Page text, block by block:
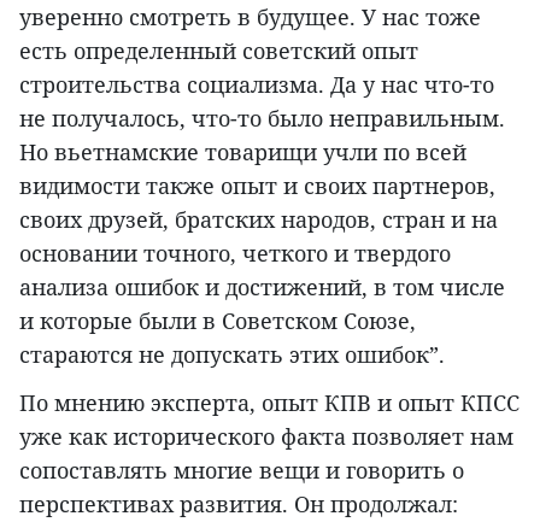
уверенно смотреть в будущее. У нас тоже
есть определенный советский опыт
строительства социализма. Да у нас что-то
не получалось, что-то было неправильным.
Но вьетнамские товарищи учли по всей
видимости также опыт и своих партнеров,
своих друзей, братских народов, стран и на
основании точного, четкого и твердого
анализа ошибок и достижений, в том числе
и которые были в Советском Союзе,
стараются не допускать этих ошибок”.
По мнению эксперта, опыт КПВ и опыт КПСС
уже как исторического факта позволяет нам
сопоставлять многие вещи и говорить о
перспективах развития. Он продолжал: